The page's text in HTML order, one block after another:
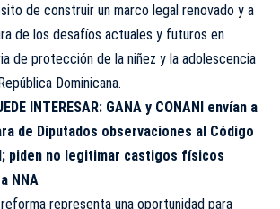
de construir un marco legal renovado y a
de los desafíos actuales y futuros en
de protección de la niñez y la adolescencia
Dominicana.
INTERESAR: GANA y CONANI envían a
de Diputados observaciones al Código
piden no legitimar castigos físicos
NNA
representa una oportunidad para